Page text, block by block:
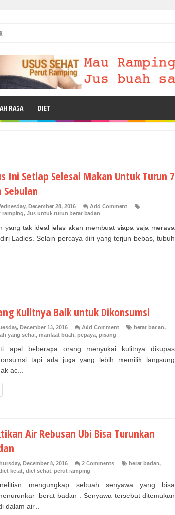
RAGA DIET
Ini Setiap Selesai Makan Untuk Turun 7
Sebulan
December 28, 2016
Add Comment
ramping, Jus untuk turun berat badan
yang tak ideal jelas akan membuat siapa saja merasa
Ladies. Selain percaya diri yang terjun bebas, tubuh
Kulitnya Baik untuk Dikonsumsi
December 13, 2016 Add Comment berat badan,
yang sehat, manfaat buah, pepaya, pisang
apel beberapa orang menyukai kulitnya dikupas
tapi ada juga yang lebih memilih langsung
ad...
Air Rebusan Ubi Bisa Turunkan
December 8, 2016 2 Comments berat badan,
ketat, diet sehat, perut ramping
mengungkap sebuah senyawa yang bisa
berat badan . Senyawa tersebut ditemukan
dalam air...